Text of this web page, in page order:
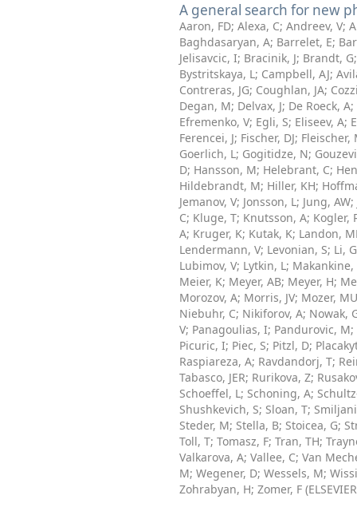
A general search for new
Aaron, FD; Alexa, C; Andreev, V;
Baghdasaryan, A; Barrelet, E;
Jelisavcic, I; Bracinik, J; Brandt, G
Bystritskaya, L; Campbell, AJ;
Contreras, JG; Coughlan, JA;
Degan, M; Delvax, J; De Roeck, A;
Efremenko, V; Egli, S; Eliseev, A;
Ferencei, J; Fischer, DJ; Fleischer,
Goerlich, L; Gogitidze, N;
D; Hansson, M; Helebrant, C;
Hildebrandt, M; Hiller, KH;
Jemanov, V; Jonsson, L; Jung, AW;
C; Kluge, T; Knutsson, A; Kogler,
A; Kruger, K; Kutak, K; Landon,
Lendermann, V; Levonian, S; Li, G
Lubimov, V; Lytkin, L; Makankine,
Meier, K; Meyer, AB; Meyer, H;
Morozov, A; Morris, JV; Mozer, MU
Niebuhr, C; Nikiforov, A; Nowak,
V; Panagoulias, I; Pandurovic, M;
Picuric, I; Piec, S; Pitzl, D;
Raspiareza, A; Ravdandorj, T;
Tabasco, JER; Rurikova, Z;
Schoeffel, L; Schoning, A;
Shushkevich, S; Sloan, T;
Steder, M; Stella, B; Stoicea, G;
Toll, T; Tomasz, F; Tran, TH;
Valkarova, A; Vallee, C; Van
M; Wegener, D; Wessels, M;
Zohrabyan, H; Zomer, F (